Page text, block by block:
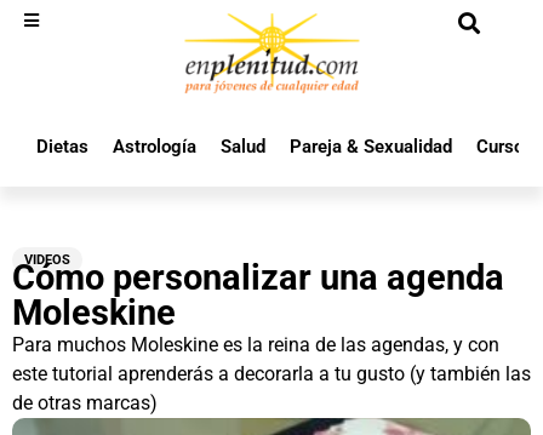
Dietas Astrología Salud Pareja & Sexualidad Cursos
VIDEOS
Cómo personalizar una agenda
Moleskine
Para muchos Moleskine es la reina de las agendas, y con
este tutorial aprenderás a decorarla a tu gusto (y también las
de otras marcas)